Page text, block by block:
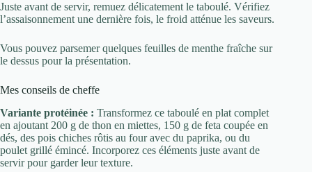
Juste avant de servir, remuez délicatement le taboulé. Vérifiez
l’assaisonnement une dernière fois, le froid atténue les saveurs.
Vous pouvez parsemer quelques feuilles de menthe fraîche sur
le dessus pour la présentation.
Mes conseils de cheffe
Variante protéinée : Transformez ce taboulé en plat complet
en ajoutant 200 g de thon en miettes, 150 g de feta coupée en
dés, des pois chiches rôtis au four avec du paprika, ou du
poulet grillé émincé. Incorporez ces éléments juste avant de
servir pour garder leur texture.